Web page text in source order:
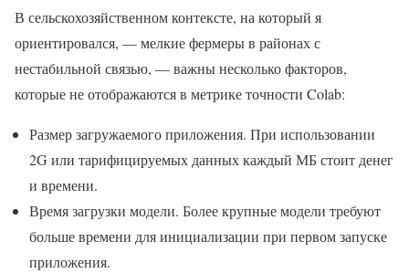
В сельскохозяйственном контексте, на который я
ориентировался, — мелкие фермеры в районах с
нестабильной связью, — важны несколько факторов,
которые не отображаются в метрике точности Colab:
Размер загружаемого приложения. При использовании
2G или тарифицируемых данных каждый МБ стоит денег
и времени.
Время загрузки модели. Более крупные модели требуют
больше времени для инициализации при первом запуске
приложения.